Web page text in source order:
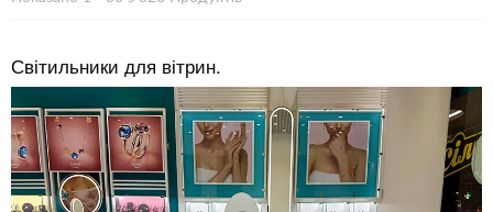
Світильники для вітрин.